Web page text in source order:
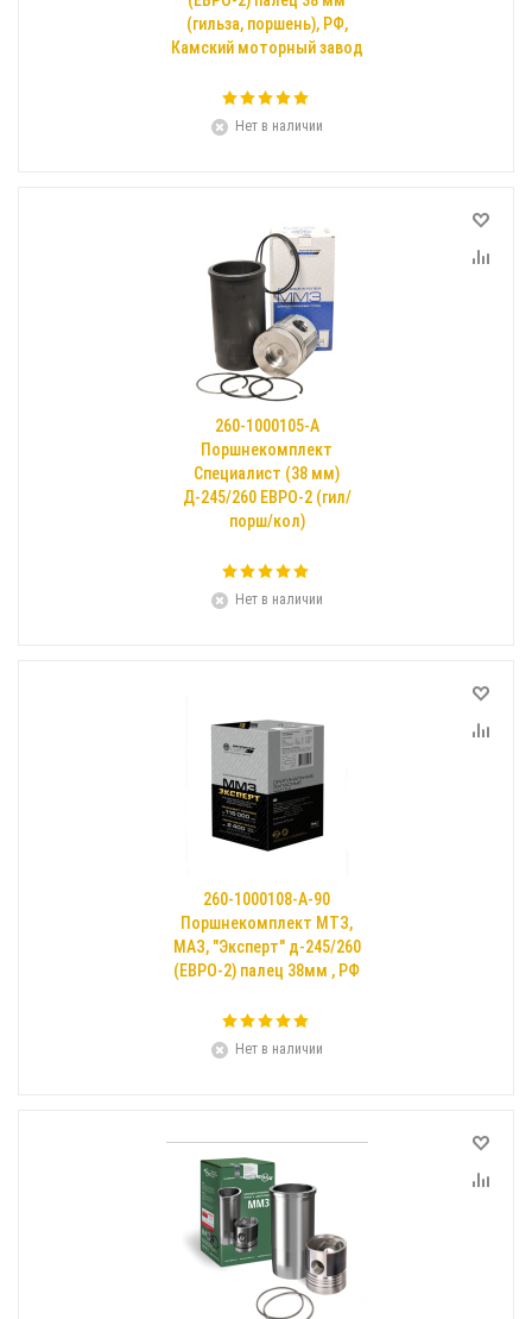
(гильза, поршень), РФ,
Камский моторный завод
Нет в наличии
260-1000105-А
Поршнекомплект
Специалист (38 мм)
Д-245/260 ЕВРО-2 (гил/
порш/кол)
Нет в наличии
260-1000108-А-90
Поршнекомплект МТЗ,
МАЗ, "Эксперт" д-245/260
(ЕВРО-2) палец 38мм , РФ
Нет в наличии